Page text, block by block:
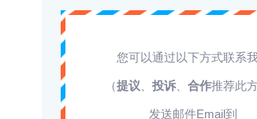
您可以通过以下方式联系
（提议 投诉、 合作推荐此方
发送邮件Email到